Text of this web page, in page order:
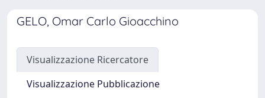
GELO, Omar Carlo Gioacchino
Visualizzazione Ricercatore
Visualizzazione Pubblicazione